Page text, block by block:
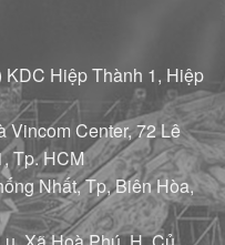
Hiệp Thành 1, Hiệp
Vincom Center, 72 Lê
Tp. HCM
Nhất, Tp, Biên Hòa,